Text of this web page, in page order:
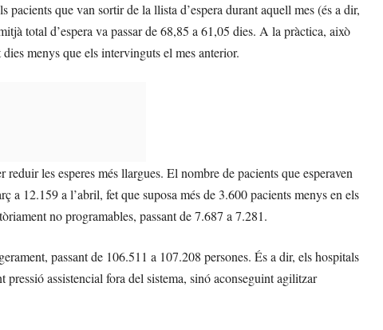
que van sortir de la llista d’espera durant aquell mes (és a dir,
total d’espera va passar de 68,85 a 61,05 dies. A la pràctica, això
menys que els intervinguts el mes anterior.
les esperes més llargues. El nombre de pacients que esperaven
a 12.159 a l’abril, fet que suposa més de 3.600 pacients menys en els
no programables, passant de 7.687 a 7.281.
passant de 106.511 a 107.208 persones. És a dir, els hospitals
assistencial fora del sistema, sinó aconseguint agilitzar